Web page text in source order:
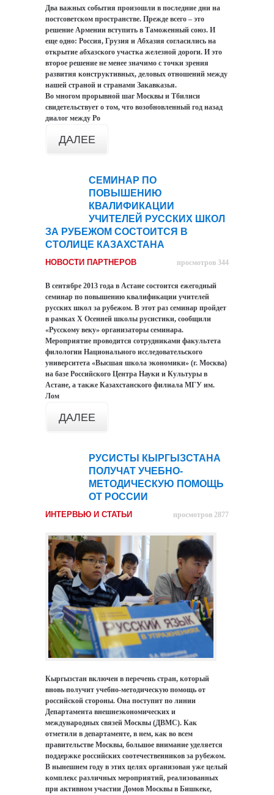
Два важных события произошли в последние дни на
постсоветском пространстве. Прежде всего – это
решение Армении вступить в Таможенный союз. И
еще одно: Россия, Грузия и Абхазия согласились на
открытие абхазского участка железной дороги. И это
второе решение не менее значимо с точки зрения
развития конструктивных, деловых отношений между
нашей страной и странами Закавказья.
Во многом прорывной шаг Москвы и Тбилиси
свидетельствует о том, что возобновленный год назад
диалог между Ро
ДАЛЕЕ
СЕМИНАР ПО
ПОВЫШЕНИЮ
КВАЛИФИКАЦИИ
УЧИТЕЛЕЙ РУССКИХ ШКОЛ
ЗА РУБЕЖОМ СОСТОИТСЯ В
СТОЛИЦЕ КАЗАХСТАНА
НОВОСТИ ПАРТНЕРОВ просмотров 344
В сентябре 2013 года в Астане состоится ежегодный
семинар по повышению квалификации учителей
русских школ за рубежом. В этот раз семинар пройдет
в рамках Х Осенней школы русистики, сообщили
«Русскому веку» организаторы семинара.
Мероприятие проводится сотрудниками факультета
филологии Национального исследовательского
университета «Высшая школа экономики» (г. Москва)
на базе Российского Центра Науки и Культуры в
Астане, а также Казахстанского филиала МГУ им.
Лом
ДАЛЕЕ
РУСИСТЫ КЫРГЫЗСТАНА
ПОЛУЧАТ УЧЕБНО-
МЕТОДИЧЕСКУЮ ПОМОЩЬ
ОТ РОССИИ
ИНТЕРВЬЮ И СТАТЬИ просмотров 2877
Кыргызстан включен в перечень стран, который
вновь получит учебно-методическую помощь от
российской стороны. Она поступит по линии
Департамента внешнеэкономических и
международных связей Москвы (ДВМС). Как
отметили в департаменте, в нем, как во всем
правительстве Москвы, большое внимание уделяется
поддержке российских соотечественников за рубежом.
В нынешнем году в этих целях организован уже целый
комплекс различных мероприятий, реализованных
при активном участии Домов Москвы в Бишкеке,